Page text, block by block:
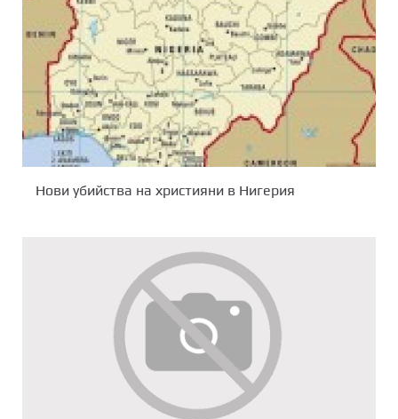
Нови убийства на християни в Нигерия